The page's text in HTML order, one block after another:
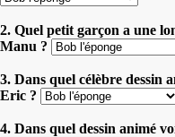
2. Quel petit garçon a une
Manu ?
3. Dans quel célèbre dessin
Eric ?
4. Dans quel dessin animé